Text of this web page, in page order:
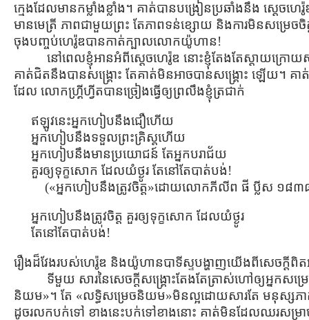
ក្មេងដែលមានកម្លាំងខ្លាំង។ គាត់បានបង្រៀនប្រឆាំងនឹង ស្ដ
មានមេត្រី ភាពជាមួយព្រះ តែភាពទន់ខ្សោយ និងការមិនសម្រ
ចុងបញ្ចប់ហេរ៉ូឌបានកាត់ក្បាលលោកយ៉ូហាន!
នៅពេលខ្ញុំអានអំពីស្ដេចហេរ៉ូឌ នោះខ្ញុំតែងតែស្ដាយក្រោ
គាត់ជិតនឹងបានសង្រ្គោះ តែគាត់មិនអាចបានសង្រ្គោះ ឡើយ។ គ
ដែល លោកហ្រ្គីហ្វីតបានច្រៀងធ្វើឲ្យព្រលឹងខ្ញុំត្រជាក់
ឥឡូវនេះអ្នកហៀបនឹងជឿហើយ
អ្នកហៀបនឹងទទួលព្រះគ្រិស្ដហើយ
អ្នកហៀបនឹងមានប្រយោជន៍ តែអ្នកបរាជ័យ
គួរឲ្យទុក្ខសោក ដែលយំថ្ងូរ តែនៅតែបាត់បង់!
(«អ្នកហៀបនឹងត្រូវចិត្ដ»ដោយលោកភីលីព ផី ប្លីស ១៨
អ្នកហៀបនឹងត្រូវចិត្ដ គួរឲ្យទុក្ខសោក ដែលយំថ្ងូរ
តែនៅតែបាត់បង់!
រឿងដ៏វែងរបស់ហេរ៉ូឌ និងយ៉ូហានបាទីស្ទបង្ហាញយើងពីសេចក្ដីពិតអ
ទីមួយ សារនៃសេចក្ដីសង្រ្គោះតែងតែត្រាស់ហៅឲ្យអ្នកសម្
និយម»។ តែ «លទ្ធិសម្រេចនិយម»មិនល្អដោយសារតែ មនុស្សភាគ
ដូចរលកបក់ទៅ ខាងនេះបក់ទៅខាងនោះ គាត់មិនដែលឈរសម្រា